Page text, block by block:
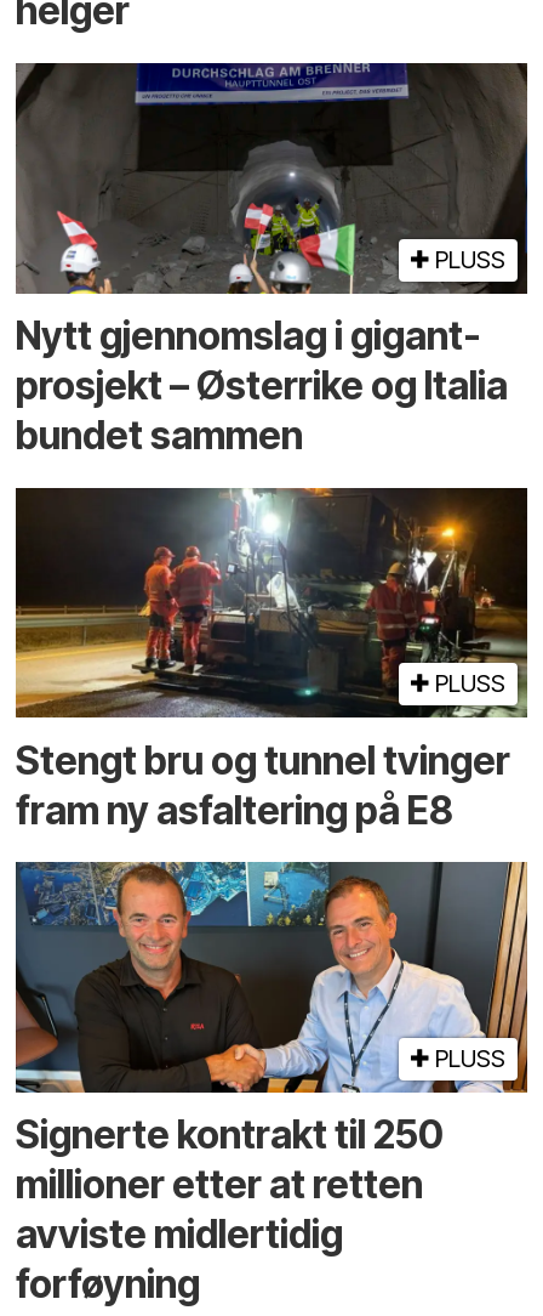
helger
PLUSS
Nytt gjennomslag i gigant­
prosjekt – Østerrike og Italia
bundet sammen
PLUSS
Stengt bru og tunnel tvinger
fram ny asfaltering på E8
PLUSS
Signerte kontrakt til 250
millioner etter at retten
avviste midlertidig
forføyning